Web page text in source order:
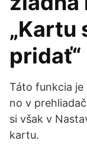
„Kartu
pridať“
Táto funkcia je
no v
si však v
kartu.